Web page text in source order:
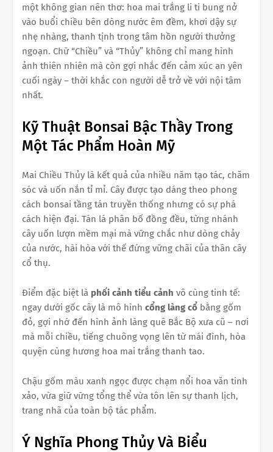
một không gian nên thơ: hoa mai trắng li ti bung nở
vào buổi chiều bên dòng nước êm đềm, khơi dậy sự
nhẹ nhàng, thanh tịnh trong tâm hồn người thưởng
ngoạn. Chữ “Chiều” và “Thủy” không chỉ mang hình
ảnh thiên nhiên mà còn gợi nhắc đến cảm xúc an yên
cuối ngày – thời khắc con người dễ trở về với nội tâm
nhất.
Kỹ Thuật Bonsai Bậc Thầy Trong
Một Tác Phẩm Hoàn Mỹ
Mai Chiều Thủy là kết quả của nhiều năm tạo tác, chăm
sóc và uốn nắn tỉ mỉ. Cây được tạo dáng theo phong
cách bonsai tầng tán truyền thống nhưng có sự phá
cách hiện đại. Tán lá phân bố đồng đều, từng nhánh
cây uốn lượn mềm mại mà vững chắc như dòng chảy
của nước, hài hòa với thế đứng vững chãi của thân cây
cổ thụ.
Điểm đặc biệt là phối cảnh tiểu cảnh vô cùng tinh tế:
ngay dưới gốc cây là mô hình cổng làng cổ bằng gốm
đỏ, gợi nhớ đến hình ảnh làng quê Bắc Bộ xưa cũ – nơi
mà mỗi chiều, tiếng chuông vọng lên từ mái đình, hòa
quyện cùng hương hoa mai trắng thanh tao.
Chậu gốm màu xanh ngọc được chạm nổi hoa văn tinh
xảo, vừa giữ vững tổng thể vừa tôn lên sự thanh lịch,
trang nhã của toàn bộ tác phẩm.
Ý Nghĩa Phong Thủy Và Biểu